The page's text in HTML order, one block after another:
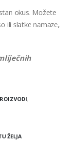
okus. Možete
ili slatke namaze,
,
ŽELJA